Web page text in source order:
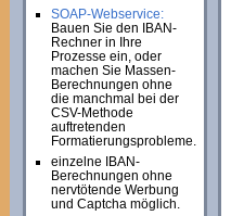
SOAP-Webservice:
Bauen Sie den IBAN-
Rechner in Ihre
Prozesse ein, oder
machen Sie Massen-
Berechnungen ohne
die manchmal bei der
CSV-Methode
auftretenden
Formatierungsprobleme.
einzelne IBAN-
Berechnungen ohne
nervtötende Werbung
und Captcha möglich.